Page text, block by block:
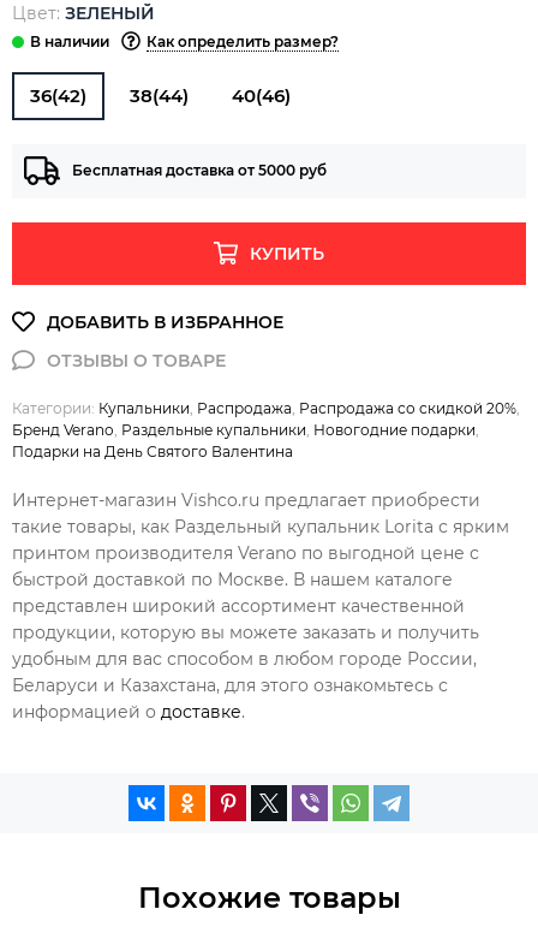
Цвет: ЗЕЛЕНЫЙ
Как определить размер?
36(42) 38(44) 40(46)
Бесплатная доставка от 5000 руб
КУПИТЬ
Категории: Купальники Распродажа Распродажа со скидкой 20%
Бренд Verano Раздельные купальники Новогодние подарки
Подарки на День Святого Валентина
Интернет-магазин Vishco.ru предлагает приобрести
такие товары, как Раздельный купальник Lorita с ярким
принтом производителя Verano по выгодной цене с
быстрой доставкой по Москве. В нашем каталоге
представлен широкий ассортимент качественной
продукции, которую вы можете заказать и получить
удобным для вас способом в любом городе России,
Беларуси и Казахстана, для этого ознакомьтесь с
информацией о доставке.
Похожие товары